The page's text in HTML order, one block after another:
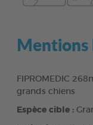
Mentions
FIPROMEDIC
grands chiens
Espèce cible :